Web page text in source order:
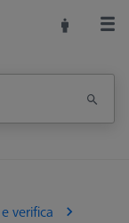
verifica